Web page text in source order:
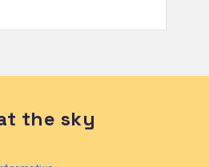
the sky